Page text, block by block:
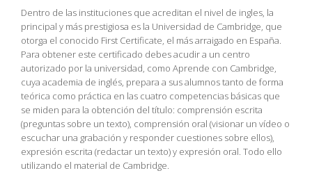
Dentro de las instituciones que acreditan el nivel de ingles, la
principal y más prestigiosa es la Universidad de Cambridge, que
otorga el conocido First Certificate, el más arraigado en España.
Para obtener este certificado debes acudir a un centro
autorizado por la universidad, como Aprende con Cambridge,
cuya academia de inglés, prepara a sus alumnos tanto de forma
teórica como práctica en las cuatro competencias básicas que
se miden para la obtención del título: comprensión escrita
(preguntas sobre un texto), comprensión oral (visionar un vídeo o
escuchar una grabación y responder cuestiones sobre ellos),
expresión escrita (redactar un texto) y expresión oral. Todo ello
utilizando el material de Cambridge.